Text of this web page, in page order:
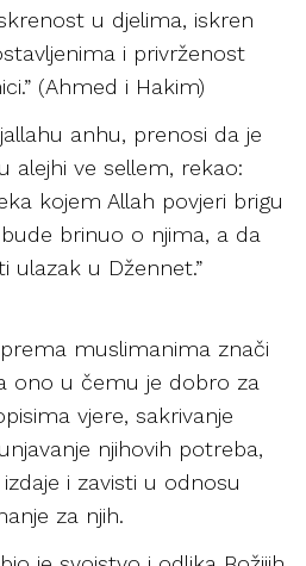
u djelima, iskren
i privrženost
(Ahmed i Hakim)
anhu, prenosi da je
alejhi ve sellem, rekao:
kojem Allah povjeri brigu
brinuo o njima, a da
ulazak u Džennet.”
muslimanima znači
ono u čemu je dobro za
vjere, sakrivanje
njihovih potreba,
i zavisti u odnosu
za njih.